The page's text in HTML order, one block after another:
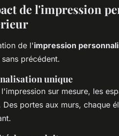
de l'impression
de l'impression
précédent.
unique
l'impression sur mesure, les
Des portes aux murs, chaque